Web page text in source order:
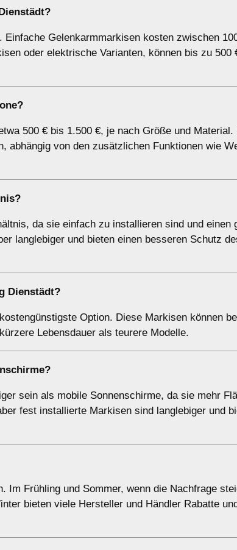
Gelenkarmmarkisen kosten zwischen
oder elektrische Varianten, können bis zu 500
500 € bis 1.500 €, je nach Größe und
abhängig von den zusätzlichen Funktionen wie
da sie einfach zu installieren sind und einen
langlebiger und bieten einen besseren Schutz
Dienstädt?
Option. Diese Markisen können
Lebensdauer als teurere Modelle.
sein als mobile Sonnenschirme, da sie mehr
fest installierte Markisen sind langlebiger und
Im Frühling und Sommer, wenn die Nachfrage
bieten viele Hersteller und Händler Rabatte und